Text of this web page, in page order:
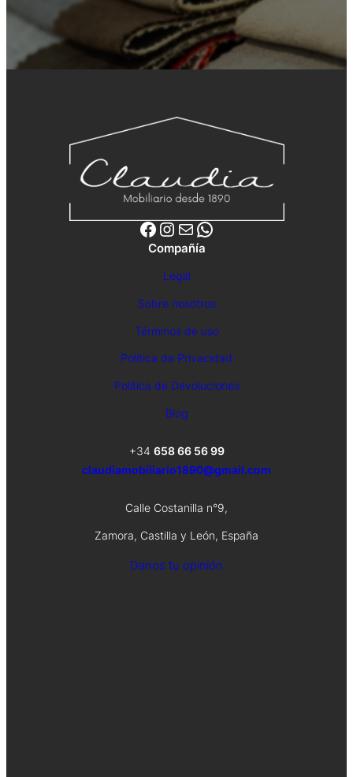
Facebook InstagramCorreo electrónico WhatsApp
Compañía
Legal
Sobre nosotros
Términos de uso
Política de Privacidad
Política de Devoluciones
Blog
+34 658 66 56 99
claudiamobiliario1890@gmail.com
Calle Costanilla n°9,
Zamora, Castilla y León, España
Danos tu opinión